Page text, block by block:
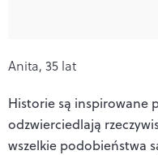
Anita, 35 lat
Historie są inspirowane
odzwierciedlają
wszelkie podobieństwa